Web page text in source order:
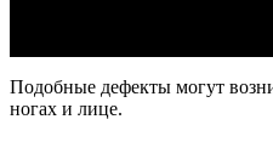
Подобные дефекты могут
ногах и лице.